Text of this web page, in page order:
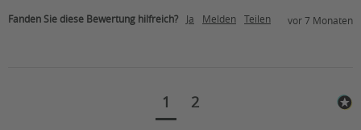
Fanden Sie diese Bewertung hilfreich? Ja Melden Teilen vor 7 Monaten
1 2